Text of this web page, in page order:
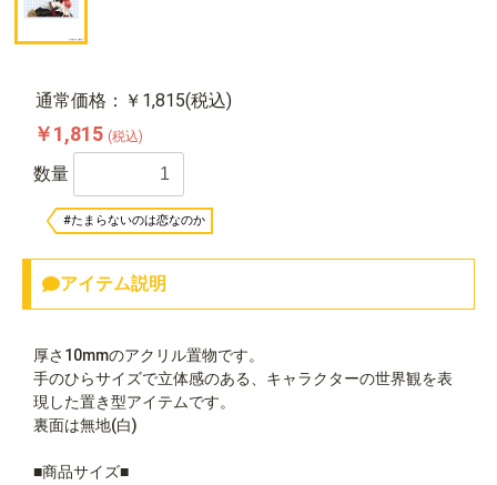
通常価格：￥1,815(税込)
￥1,815 (税込)
数量
#たまらないのは恋なのか
アイテム説明
厚さ10mmのアクリル置物です。
手のひらサイズで立体感のある、キャラクターの世界観を表
現した置き型アイテムです。
裏面は無地(白)
■商品サイズ■